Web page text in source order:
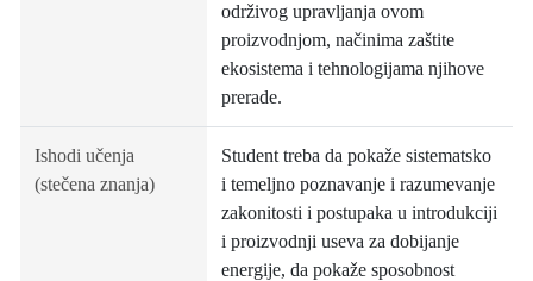
održivog upravljanja ovom
proizvodnjom, načinima zaštite
ekosistema i tehnologijama njihove
prerade.
Ishodi učenja
(stečena znanja)
Student treba da pokaže sistematsko
i temeljno poznavanje i razumevanje
zakonitosti i postupaka u introdukciji
i proizvodnji useva za dobijanje
energije, da pokaže sposobnost